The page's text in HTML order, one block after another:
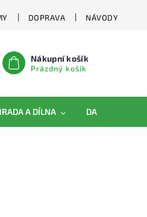
DOPRAVA NÁVODY
Nákupní košík
Prázdný košík
A DÍLNA DAMIPLAST®